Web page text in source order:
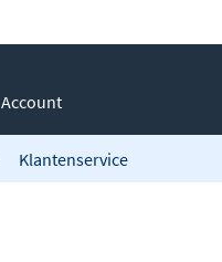
Account
Klantenservice